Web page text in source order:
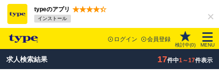
typeのアプリ
インストール
ログイン 会員登録
検討中(0) MENU
求人検索結果 17件中1～17件表示